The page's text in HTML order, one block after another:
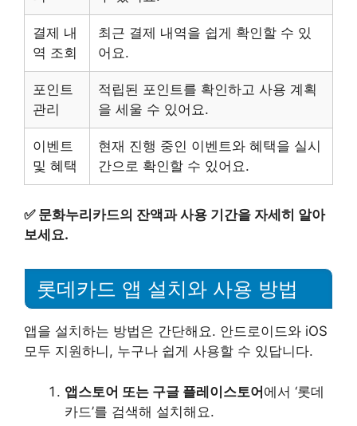
결제 내
역 조회
최근 결제 내역을 쉽게 확인할 수 있
어요.
포인트
관리
적립된 포인트를 확인하고 사용 계획
을 세울 수 있어요.
이벤트
및 혜택
현재 진행 중인 이벤트와 혜택을 실시
간으로 확인할 수 있어요.
✅ 문화누리카드의 잔액과 사용 기간을 자세히 알아
보세요.
롯데카드 앱 설치와 사용 방법
앱을 설치하는 방법은 간단해요. 안드로이드와 iOS
모두 지원하니, 누구나 쉽게 사용할 수 있답니다.
앱스토어 또는 구글 플레이스토어에서 ‘롯데
카드’를 검색해 설치해요.